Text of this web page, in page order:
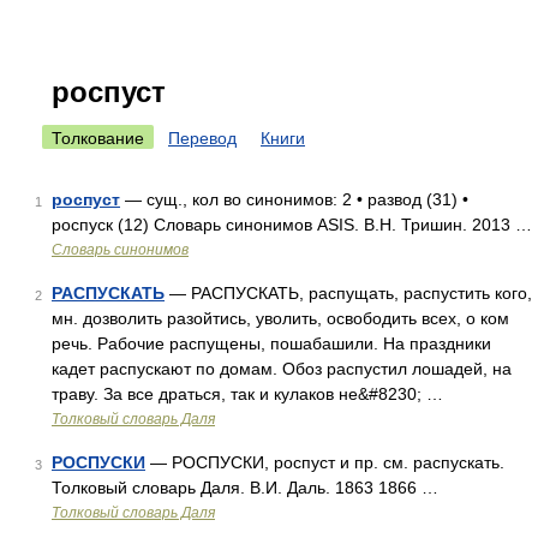
роспуст
Толкование Перевод Книги
1 роспуст — сущ., кол во синонимов: 2 • развод (31) •
роспуск (12) Словарь синонимов ASIS. В.Н. Тришин. 2013 …
Словарь синонимов
2 РАСПУСКАТЬ — РАСПУСКАТЬ, распущать, распустить кого,
мн. дозволить разойтись, уволить, освободить всех, о ком
речь. Рабочие распущены, пошабашили. На праздники
кадет распускают по домам. Обоз распустил лошадей, на
траву. За все драться, так и кулаков не&#8230; …
Толковый словарь Даля
3 РОСПУСКИ — РОСПУСКИ, роспуст и пр. см. распускать.
Толковый словарь Даля. В.И. Даль. 1863 1866 …
Толковый словарь Даля